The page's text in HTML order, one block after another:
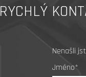
RYCHLÝ
Nenašli
Jméno*